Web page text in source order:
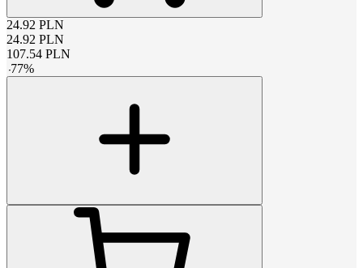
24.92 PLN
24.92 PLN
107.54 PLN
-77%